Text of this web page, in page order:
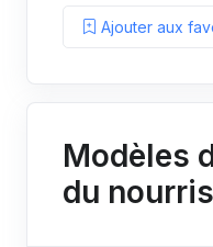
Ajouter aux
Modèles
du